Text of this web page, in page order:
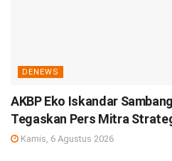
DENEWS
AKBP Eko Iskandar
Tegaskan Pers Mitra
Kamis, 6 Agustus 2026